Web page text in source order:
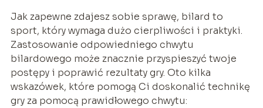
Jak zapewne zdajesz sobie sprawę, bilard to
sport, który wymaga dużo cierpliwości i praktyki.
Zastosowanie odpowiedniego chwytu
bilardowego może znacznie przyspieszyć twoje
postępy i poprawić rezultaty gry. Oto kilka
wskazówek, które pomogą Ci doskonalić technikę
gry za pomocą prawidłowego chwytu: